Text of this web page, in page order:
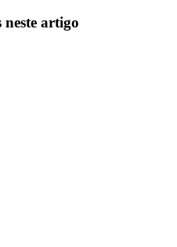
artigo